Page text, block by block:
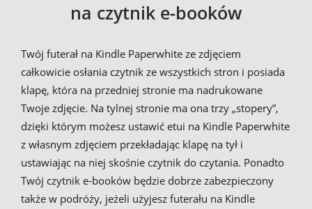
na czytnik e-booków
Twój futerał na Kindle Paperwhite ze zdjęciem
całkowicie osłania czytnik ze wszystkich stron i posiada
klapę, która na przedniej stronie ma nadrukowane
Twoje zdjęcie. Na tylnej stronie ma ona trzy „stopery”,
dzięki którym możesz ustawić etui na Kindle Paperwhite
z własnym zdjęciem przekładając klapę na tył i
ustawiając na niej skośnie czytnik do czytania. Ponadto
Twój czytnik e-booków będzie dobrze zabezpieczony
także w podróży, jeżeli użyjesz futerału na Kindle